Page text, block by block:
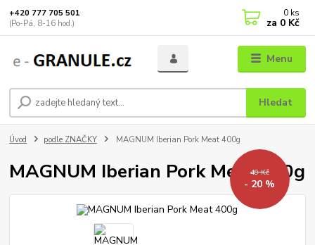
Menu
Hledat
+420 777 705 501
(Po-Pá, 8-16 hod.)
0 ks
za 0 Kč
Úvod podle ZNAČKY MAGNUM Iberian Pork Meat 400g
MAGNUM Iberian Pork Meat 400g
49 Kč
- 20 %